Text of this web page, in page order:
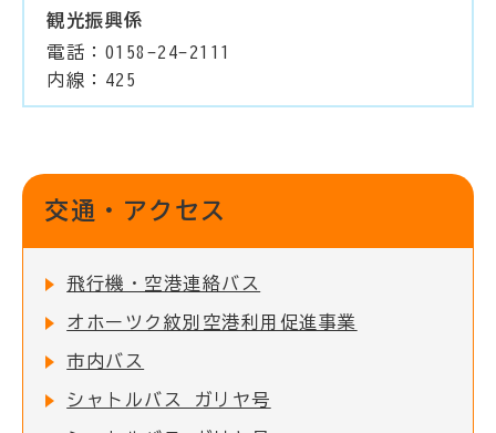
観光振興係
電話：0158-24-2111
内線：425
交通・アクセス
飛行機・空港連絡バス
オホーツク紋別空港利用促進事業
市内バス
シャトルバス ガリヤ号